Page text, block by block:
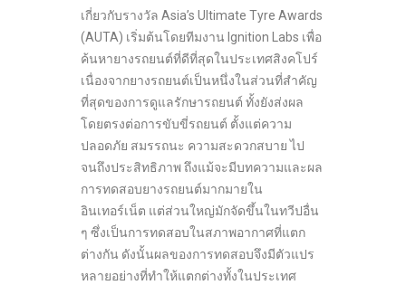
เกี่ยวกับรางวัล Asia’s Ultimate Tyre Awards
(AUTA) เริ่มต้นโดยทีมงาน Ignition Labs เพื่อ
ค้นหายางรถยนต์ที่ดีที่สุดในประเทศสิงคโปร์
เนื่องจากยางรถยนต์เป็นหนึ่งในส่วนที่สำคัญ
ที่สุดของการดูแลรักษารถยนต์ ทั้งยังส่งผล
โดยตรงต่อการขับขี่รถยนต์ ตั้งแต่ความ
ปลอดภัย สมรรถนะ ความสะดวกสบาย ไป
จนถึงประสิทธิภาพ ถึงแม้จะมีบทความและผล
การทดสอบยางรถยนต์มากมายใน
อินเทอร์เน็ต แต่ส่วนใหญ่มักจัดขึ้นในทวีปอื่น
ๆ ซึ่งเป็นการทดสอบในสภาพอากาศที่แตก
ต่างกัน ดังนั้นผลของการทดสอบจึงมีตัวแปร
หลายอย่างที่ทำให้แตกต่างทั้งในประเทศ